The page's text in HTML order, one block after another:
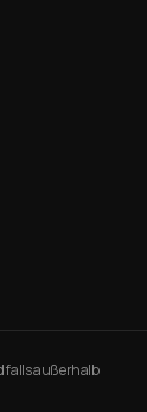
falls außerhalb